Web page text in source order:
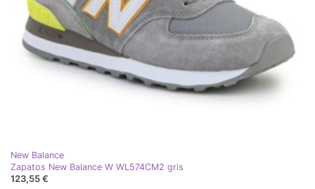
New Balance
Zapatos New Balance W WL574CM2 gris
123,55 €